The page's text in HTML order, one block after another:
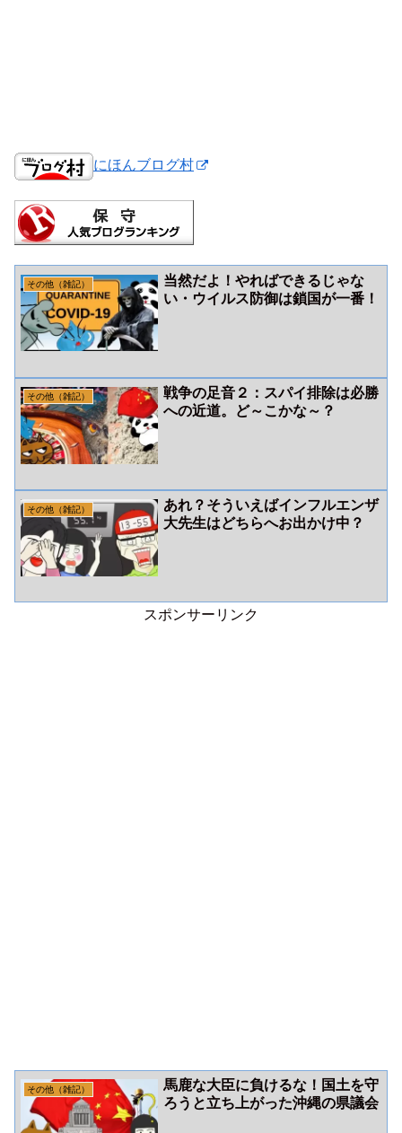
にほんブログ村
その他（雑記）
当然だよ！やればできるじゃな
い・ウイルス防御は鎖国が一番！
その他（雑記）
戦争の足音２：スパイ排除は必勝
への近道。ど～こかな～？
その他（雑記）
あれ？そういえばインフルエンザ
大先生はどちらへお出かけ中？
スポンサーリンク
その他（雑記）
馬鹿な大臣に負けるな！国土を守
ろうと立ち上がった沖縄の県議会